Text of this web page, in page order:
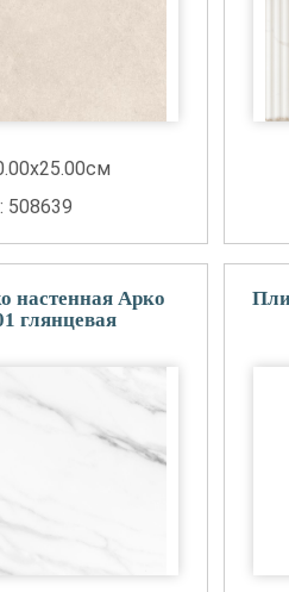
508639
настенная Арко
глянцевая